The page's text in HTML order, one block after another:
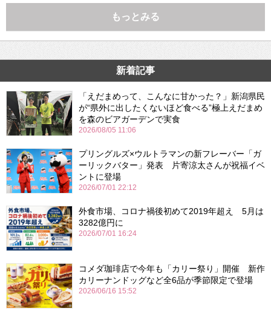
もっとみる
新着記事
「えだまめって、こんなに甘かった？」新潟県民
が“県外に出したくないほど食べる”極上えだまめ
を森のビアガーデンで実食
2026/08/05 11:06
プリングルズ×ウルトラマンの新フレーバー「ガ
ーリックバター」発表 片寄涼太さんが祝福イベ
ントに登場
2026/07/01 22:12
外食市場、コロナ禍後初めて2019年超え 5月は
3282億円に
2026/07/01 16:24
コメダ珈琲店で今年も「カリー祭り」開催 新作
カリーナンドッグなど全6品が季節限定で登場
2026/06/16 15:52